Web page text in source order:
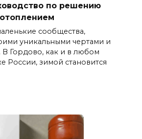
по решению
сообщества,
уникальными чертами и
Гордово, как и в любом
России, зимой становится